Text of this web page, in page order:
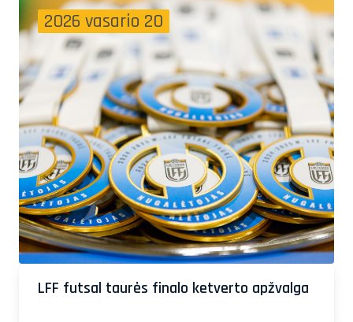
2026 vasario 20
LFF futsal taurės finalo ketverto apžvalga